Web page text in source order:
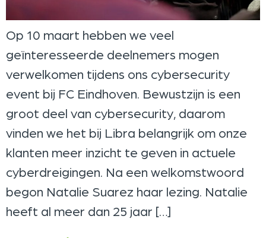
Op 10 maart hebben we veel
geïnteresseerde deelnemers mogen
verwelkomen tijdens ons cybersecurity
event bij FC Eindhoven. Bewustzijn is een
groot deel van cybersecurity, daarom
vinden we het bij Libra belangrijk om onze
klanten meer inzicht te geven in actuele
cyberdreigingen. Na een welkomstwoord
begon Natalie Suarez haar lezing. Natalie
heeft al meer dan 25 jaar […]